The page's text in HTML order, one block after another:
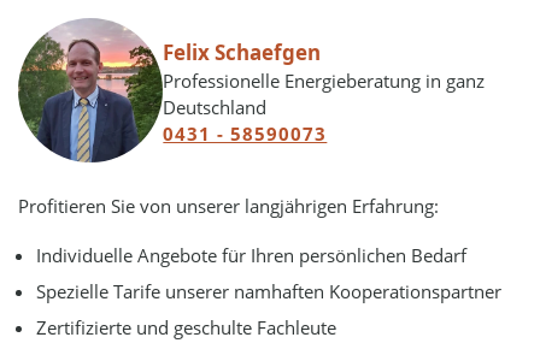
Felix Schaefgen
Professionelle Energieberatung in ganz
Deutschland
0431 - 58590073
Profitieren Sie von unserer langjährigen Erfahrung:
Individuelle Angebote für Ihren persönlichen Bedarf
Spezielle Tarife unserer namhaften Kooperationspartner
Zertifizierte und geschulte Fachleute